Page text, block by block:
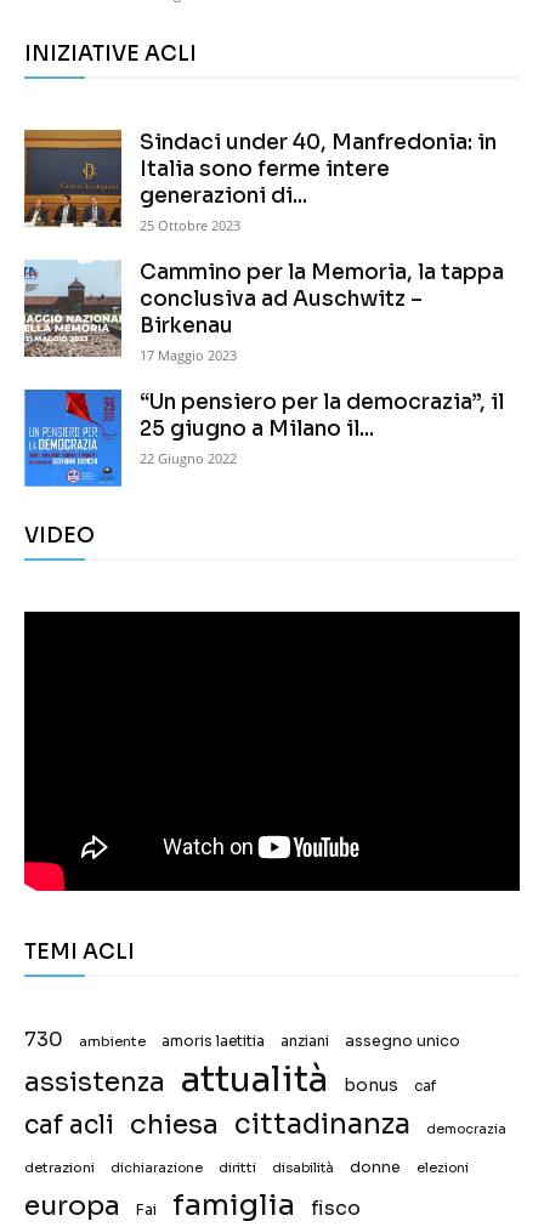
INIZIATIVE ACLI
Sindaci under 40, Manfredonia: in
Italia sono ferme intere
generazioni di...
25 Ottobre 2023
Cammino per la Memoria, la tappa
conclusiva ad Auschwitz –
Birkenau
17 Maggio 2023
“Un pensiero per la democrazia”, il
25 giugno a Milano il...
22 Giugno 2022
VIDEO
TEMI ACLI
730 ambiente amoris laetitia anziani assegno unico
assistenza attualità bonus caf
caf acli chiesa cittadinanza democrazia
detrazioni dichiarazione diritti disabilità donne elezioni
europa Fai famiglia fisco